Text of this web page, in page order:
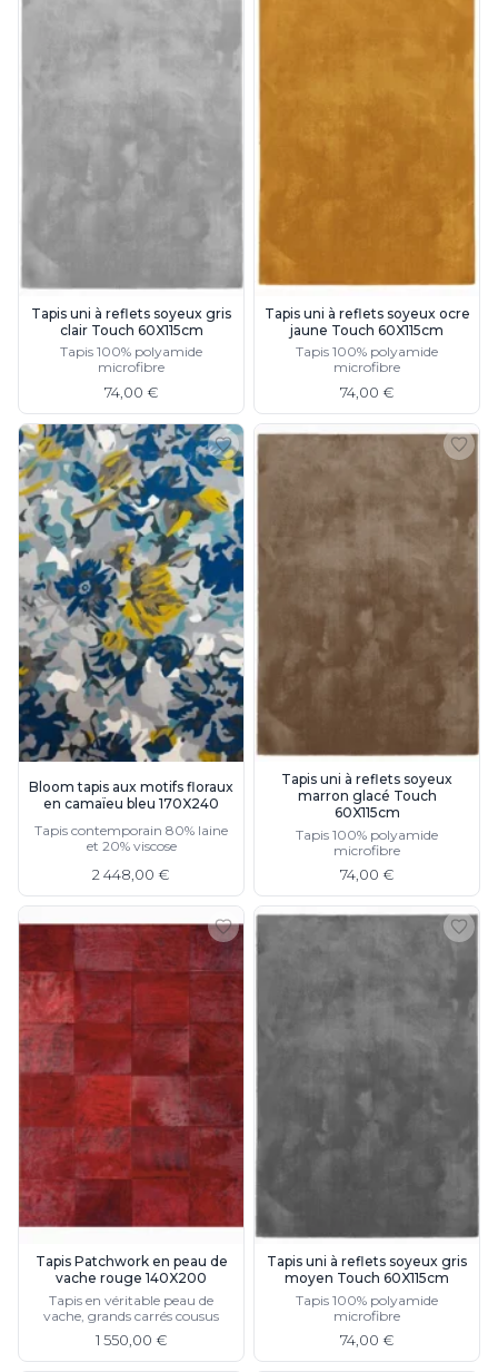
Tapis uni à reflets soyeux gris
clair Touch 60X115cm
Tapis 100% polyamide
microfibre
74,00 €
Tapis uni à reflets soyeux ocre
jaune Touch 60X115cm
Tapis 100% polyamide
microfibre
74,00 €
Bloom tapis aux motifs floraux
en camaïeu bleu 170X240
Tapis contemporain 80% laine
et 20% viscose
2 448,00 €
Tapis uni à reflets soyeux
marron glacé Touch
60X115cm
Tapis 100% polyamide
microfibre
74,00 €
Tapis Patchwork en peau de
vache rouge 140X200
Tapis en véritable peau de
vache, grands carrés cousus
1 550,00 €
Tapis uni à reflets soyeux gris
moyen Touch 60X115cm
Tapis 100% polyamide
microfibre
74,00 €